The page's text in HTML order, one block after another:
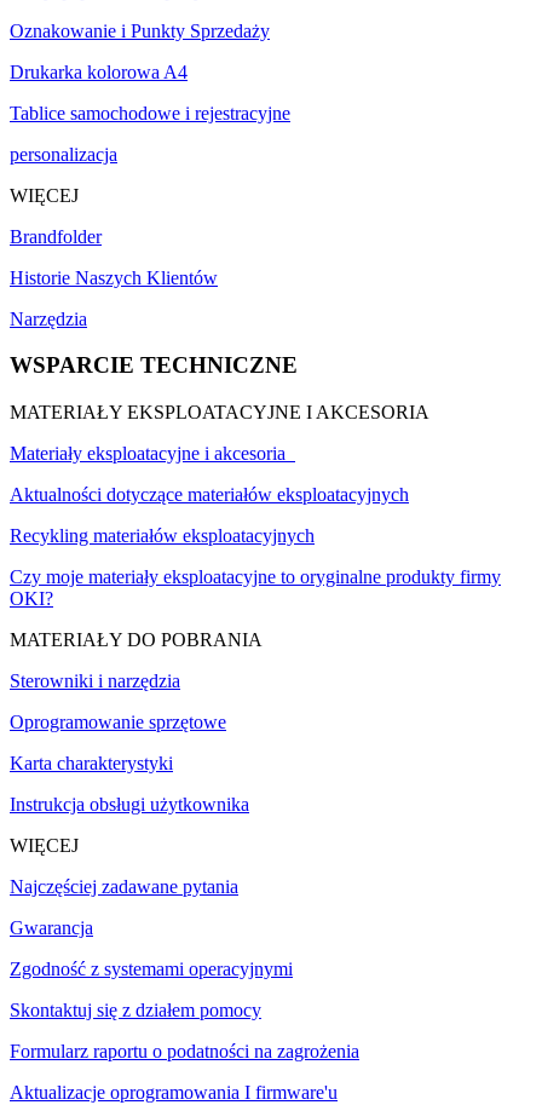
Oznakowanie i Punkty Sprzedaży
Drukarka kolorowa A4
Tablice samochodowe i rejestracyjne
personalizacja
WIĘCEJ
Brandfolder
Historie Naszych Klientów
Narzędzia
WSPARCIE TECHNICZNE
MATERIAŁY EKSPLOATACYJNE I AKCESORIA
Materiały eksploatacyjne i akcesoria
Aktualności dotyczące materiałów eksploatacyjnych
Recykling materiałów eksploatacyjnych
Czy moje materiały eksploatacyjne to oryginalne produkty firmy
OKI?
MATERIAŁY DO POBRANIA
Sterowniki i narzędzia
Oprogramowanie sprzętowe
Karta charakterystyki
Instrukcja obsługi użytkownika
WIĘCEJ
Najczęściej zadawane pytania
Gwarancja
Zgodność z systemami operacyjnymi
Skontaktuj się z działem pomocy
Formularz raportu o podatności na zagrożenia
Aktualizacje oprogramowania I firmware'u